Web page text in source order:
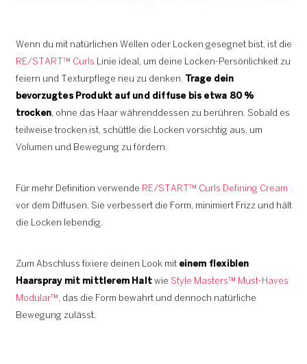
Wenn du mit natürlichen Wellen oder Locken gesegnet bist, ist die
RE/START™ Curls Linie ideal, um deine Locken-Persönlichkeit zu
feiern und Texturpflege neu zu denken.
Trage dein
bevorzugtes Produkt auf und diffuse bis etwa 80 %
trocken, ohne das Haar währenddessen zu berühren. Sobald es
teilweise trocken ist, schüttle die Locken vorsichtig aus, um
Volumen und Bewegung zu fördern.
Für mehr Definition verwende RE/START™ Curls Defining Cream
vor dem Diffusen. Sie verbessert die Form, minimiert Frizz und hält
die Locken lebendig.
Zum Abschluss fixiere deinen Look mit einem flexiblen
Haarspray mit mittlerem Halt wie Style Masters™ Must-Haves
Modular™,
das die Form bewahrt und dennoch natürliche
Bewegung zulässt.